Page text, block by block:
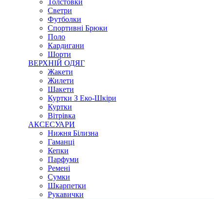
Толстовки
Светри
Футболки
Спортивні Брюки
Поло
Кардигани
Шорти
ВЕРХНІЙ ОДЯГ
Жакети
Жилети
Шакети
Куртки З Еко-Шкіри
Куртки
Вітрівка
АКСЕСУАРИ
Нижня Білизна
Гаманці
Кепки
Парфуми
Ремені
Сумки
Шкарпетки
Рукавички